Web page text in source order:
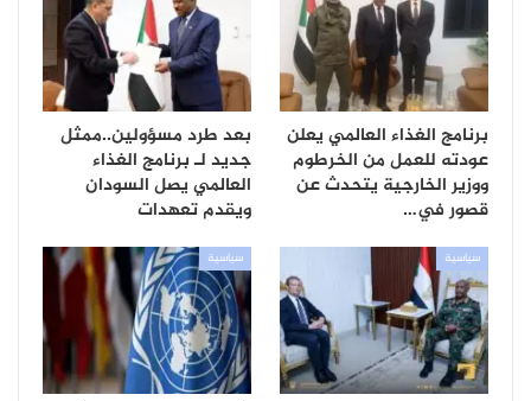
برنامج الغذاء العالمي يعلن
عودته للعمل من الخرطوم
ووزير الخارجية يتحدث عن
قصور في…
بعد طرد مسؤولين..ممثل
جديد لـ برنامج الغذاء
العالمي يصل السودان
ويقدم تعهدات
سياسية سياسية